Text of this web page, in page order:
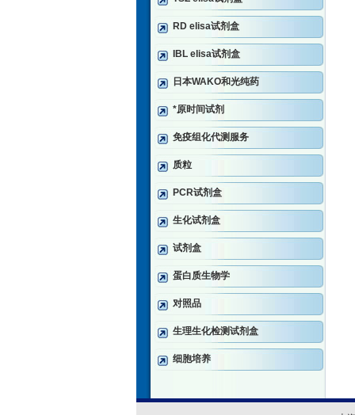
RD elisa试剂盒
IBL elisa试剂盒
日本WAKO和光纯药
*原时间试剂
免疫组化代测服务
质粒
PCR试剂盒
生化试剂盒
试剂盒
蛋白质生物学
对照品
生理生化检测试剂盒
细胞培养